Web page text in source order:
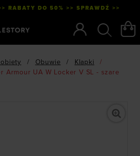
RABATY DO 50% >> SPRAWDŹ >>
/ Obuwie / Klapki
/
Armour UA W Locker V SL - szare